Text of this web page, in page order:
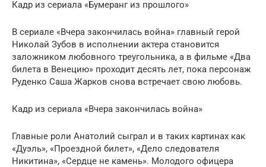
Кадр из сериала «Бумеранг из прошлого»
В сериале «Вчера закончилась война» главный герой
Николай Зубов в исполнении актера становится
заложником любовного треугольника, а в фильме «Два
билета в Венецию» проходит десять лет, пока персонаж
Руденко Саша Жарков снова встречает свою любовь.
Кадр из сериала «Вчера закончилась война»
Главные роли Анатолий сыграл и в таких картинах как
«Дуэль», «Проездной билет», «Дело следователя
Никитина», «Сердце не камень». Молодого офицера